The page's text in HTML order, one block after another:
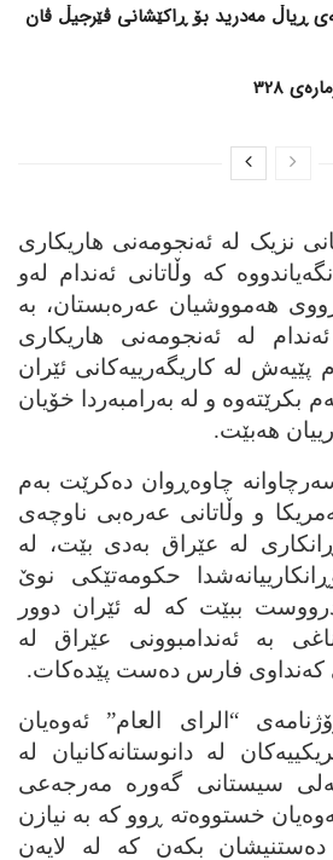
ڕیاڵ مەدرید بۆ ڕاکێشانی ڤێرجیڵ ڤان
328
نزیک له‌ ئه‌نجومه‌نی هاریکاری
که‌ وڵاتانی ئه‌ندام له‌و
هه‌مووشیان عه‌ره‌بستان، به‌
له‌ ئه‌نجومه‌نی هاریکاری
له‌ کاریگه‌رییه‌کانی ئێران
بکرێته‌وه‌ و له‌ به‌رامبه‌ردا خۆیان
هه‌بێت.
چاوه‌ڕوان ده‌کرێت به‌م
و وڵاتانی عه‌ره‌بی ناوچه‌ی
له‌ عێراق به‌دی بێت، له‌
حکومه‌تێکی نوێ
ببێت که‌ له‌ ئێران دوور
به‌ ئه‌ندامبوونی عێراق له‌
که‌نداوی فارس ده‌ست پێده‌کات.
“الرای العام” ئه‌وه‌یان
له‌ دانوستانه‌کانیان له‌
سیستانی گه‌وره‌ مه‌رجه‌عی
خستووه‌ته‌ ڕوو که‌ به‌ نیازن
بکه‌ن که‌ له‌ لایه‌ن